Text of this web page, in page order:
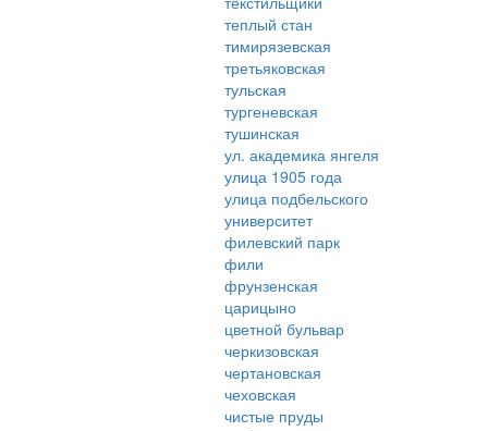
теплый стан
тимирязевская
третьяковская
тульская
тургеневская
тушинская
ул. академика янгеля
улица 1905 года
улица подбельского
университет
филевский парк
фили
фрунзенская
царицыно
цветной бульвар
черкизовская
чертановская
чеховская
чистые пруды